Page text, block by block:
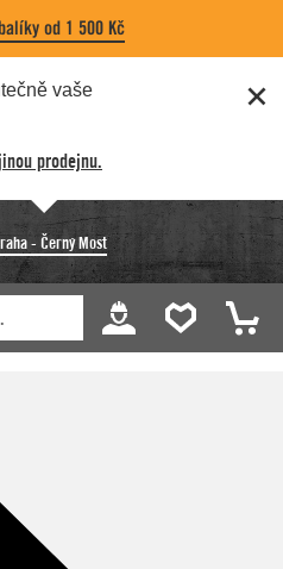
od 1 500 Kč
vaše
prodejnu.
- Černý Most